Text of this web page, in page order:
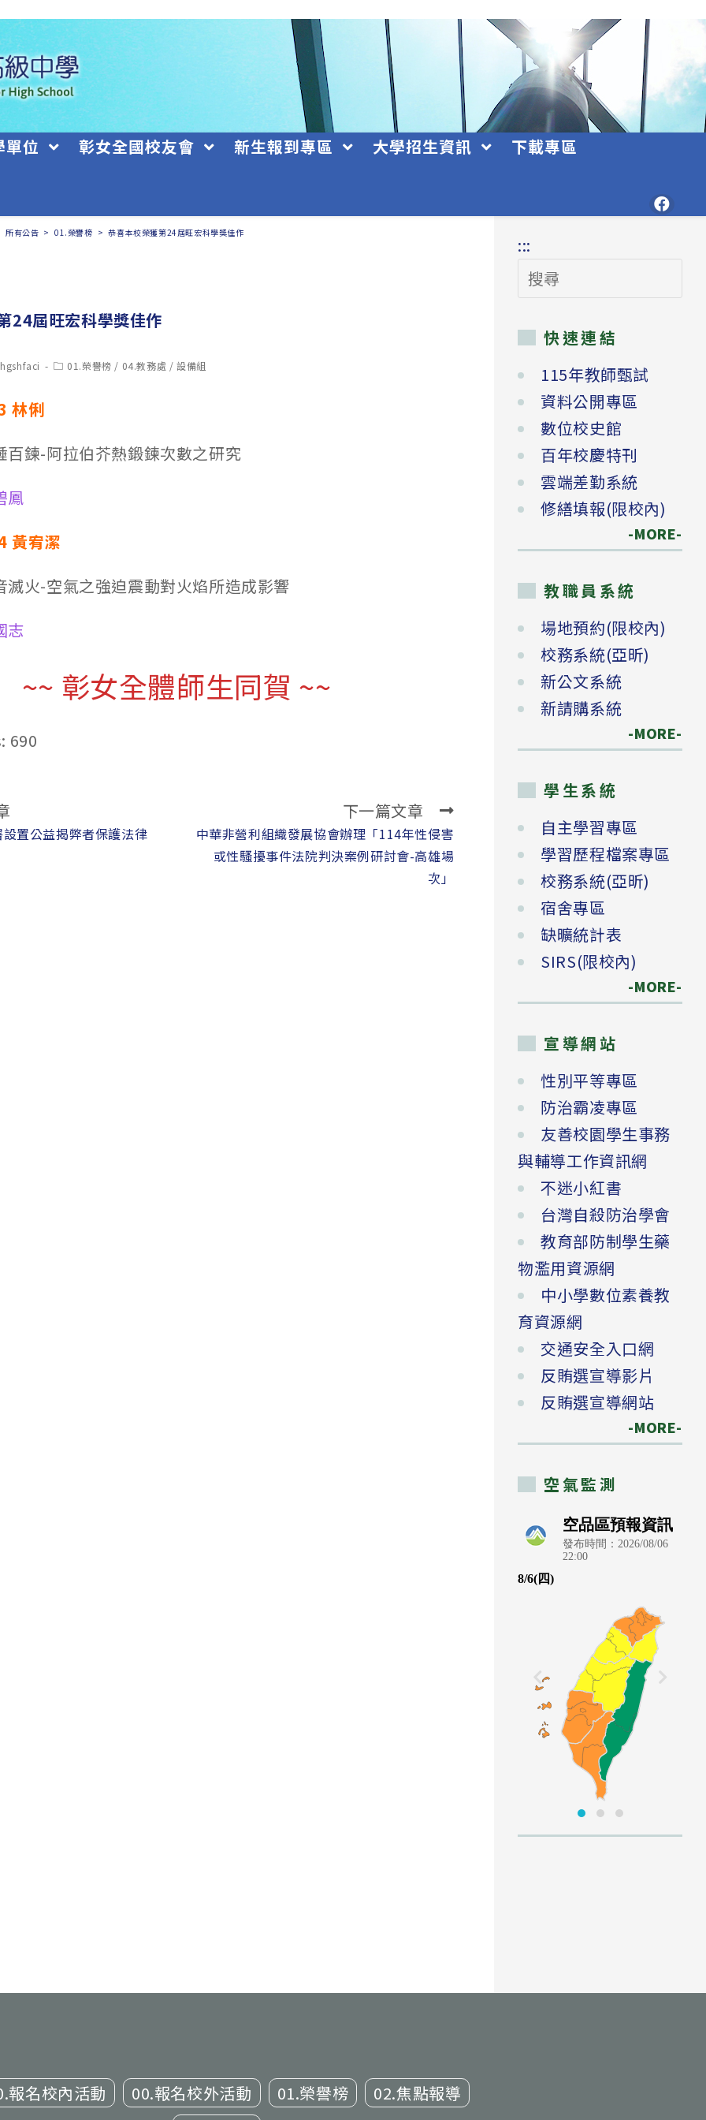
單位 彰女全國校友會 新生報到專區 大學招生資訊 下載專區
所有公告 > 01.榮譽榜 > 恭喜本校榮獲第24屆旺宏科學獎佳作
24屆旺宏科學獎佳作
Post01.榮譽榜 / 04.教務處 / 設備組
林俐
百鍊-阿拉伯芥熱鍛鍊次數之研究
鳳
黃宥潔
滅火-空氣之強迫震動對火焰所造成影響
志
~~ 彰女全體師生同賀 ~~
690
置公益揭弊者保護法律
下一篇文章
中華非營利組織發展協會辦理「114年性侵害
或性騷擾事件法院判決案例研討會-高雄場
次」
:::
搜
尋
快速連結
115年教師甄試
資料公開專區
數位校史館
百年校慶特刊
雲端差勤系統
修繕填報(限校內)
-MORE-
教職員系統
場地預約(限校內)
校務系統(亞昕)
新公文系統
新請購系統
-MORE-
學生系統
自主學習專區
學習歷程檔案專區
校務系統(亞昕)
宿舍專區
缺曠統計表
SIRS(限校內)
-MORE-
宣導網站
性別平等專區
防治霸凌專區
友善校園學生事務
與輔導工作資訊網
不迷小紅書
台灣自殺防治學會
教育部防制學生藥
物濫用資源網
中小學數位素養教
育資源網
交通安全入口網
反賄選宣導影片
反賄選宣導網站
-MORE-
空氣監測
報名校內活動 00.報名校外活動 01.榮譽榜
02.焦點報導